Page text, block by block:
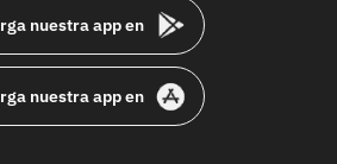
nuestra app en
nuestra app en